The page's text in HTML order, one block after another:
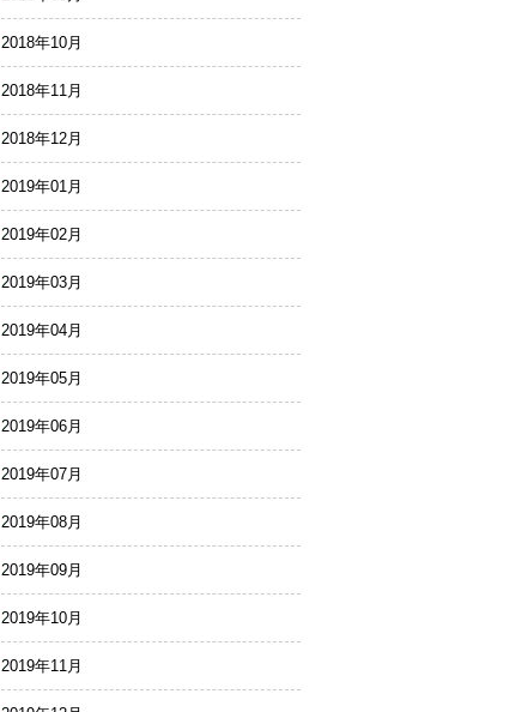
2018年10月
2018年11月
2018年12月
2019年01月
2019年02月
2019年03月
2019年04月
2019年05月
2019年06月
2019年07月
2019年08月
2019年09月
2019年10月
2019年11月